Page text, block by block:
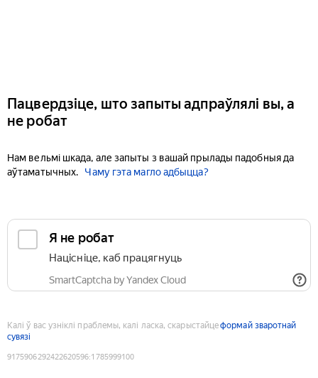
Пацвердзіце, што запыты адпраўлялі вы, а
не робат
Нам вельмі шкада, але запыты з вашай прылады падобныя да
аўтаматычных.
Чаму гэта магло адбыцца?
Я не робат
Націсніце, каб працягнуць
SmartCaptcha by Yandex Cloud
Калі ў вас узніклі праблемы, калі ласка, скарыстайцеформай зваротнай
сувязі
9175906292422620596:1785999100